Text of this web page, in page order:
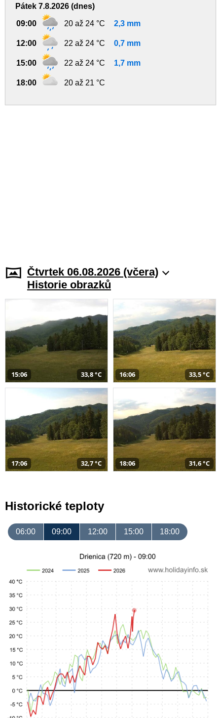
Pátek 7.8.2026 (dnes)
09:00 20 až 24 °C 2,3 mm
12:00 22 až 24 °C 0,7 mm
15:00 22 až 24 °C 1,7 mm
18:00 20 až 21 °C
Čtvrtek 06.08.2026 (včera)
Historie obrazků
15:06 33,8 °C 16:06 33,5 °C
17:06 32,7 °C 18:06 31,6 °C
Historické teploty
06:00 09:00 12:00 15:00 18:00